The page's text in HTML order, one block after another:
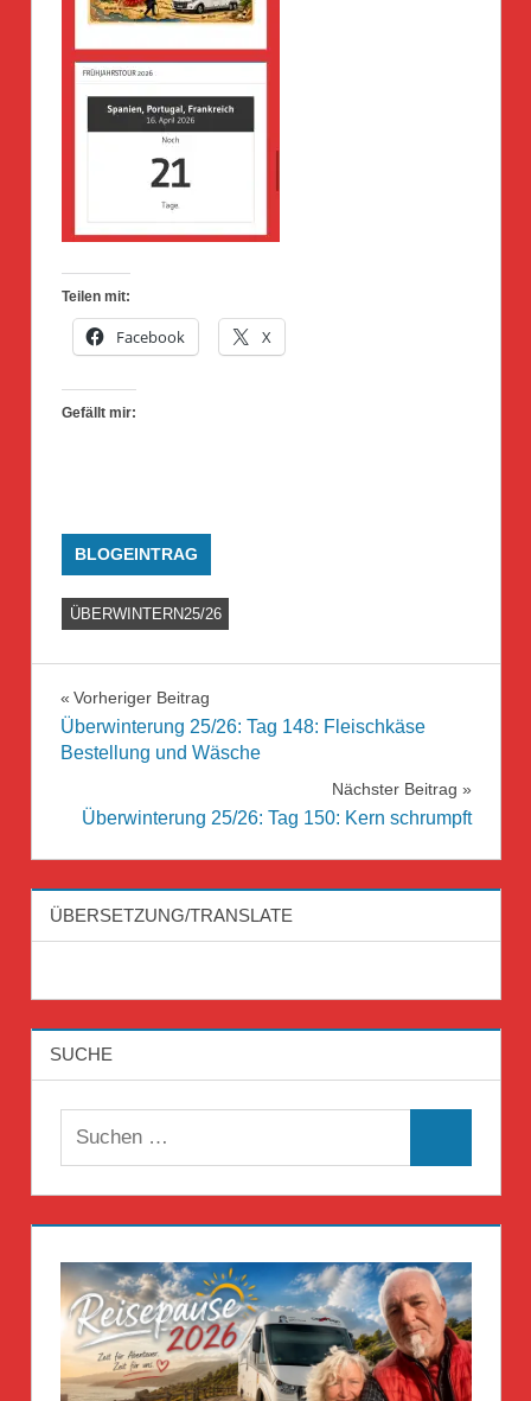
Teilen mit:
Facebook X
Gefällt mir:
BLOGEINTRAG
ÜBERWINTERN25/26
Beitragsnavigation
Vorheriger Beitrag
Überwinterung 25/26: Tag 148: Fleischkäse
Bestellung und Wäsche
Nächster Beitrag
Überwinterung 25/26: Tag 150: Kern schrumpft
ÜBERSETZUNG/TRANSLATE
SUCHE
Suchen